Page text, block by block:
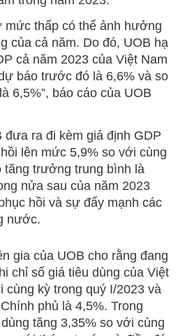
mức thấp có thể ảnh hưởng
của cả năm. Do đó, UOB hạ
cả năm 2023 của Việt Nam
báo trước đó là 6,6% và so
6,5%”, báo cáo của UOB
ra đi kèm giả định GDP
lên mức 5,9% so với cùng
tăng trưởng trung bình là
nửa sau của năm 2023
hồi và sự đẩy mạnh các
nước.
gia của UOB cho rằng đang
chỉ số giá tiêu dùng của Việt
cùng kỳ trong quý I/2023 và
phủ là 4,5%. Trong
tăng 3,35% so với cùng